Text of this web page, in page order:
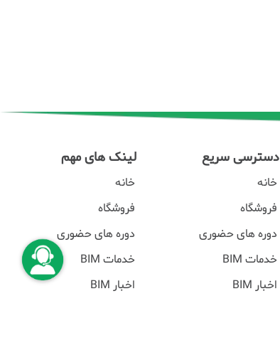
دسترسی سریع
خانه
فروشگاه
دوره های حضوری
خدمات BIM
اخبار BIM
لینک های مهم
خانه
فروشگاه
دوره های حضوری
خدمات BIM
اخبار BIM